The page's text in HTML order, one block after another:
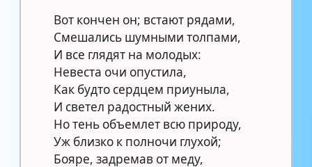
Вот кончен он; встают рядами,
Смешались шумными толпами,
И все глядят на молодых:
Невеста очи опустила,
Как будто сердцем приуныла,
И светел радостный жених.
Но тень объемлет всю природу,
Уж близко к полночи глухой;
Бояре, задремав от меду,